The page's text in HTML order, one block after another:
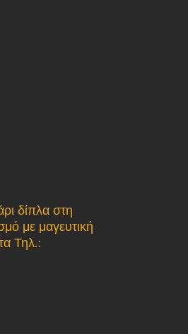
δίπλα στη
με μαγευτική
Τηλ.: